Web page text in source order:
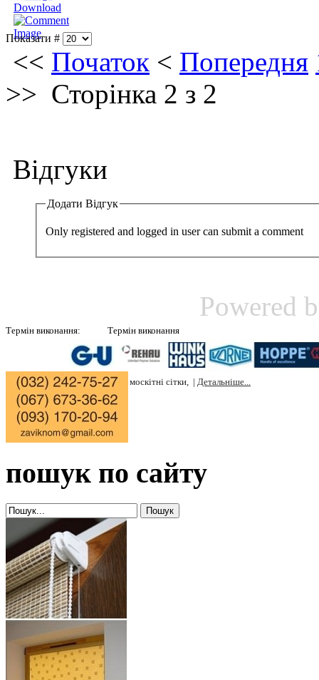
Показати #
<< Початок < Попередня
>> Сторінка 2 з 2
Відгуки
Додати Відгук
Only registered and logged in user can submit a comment
Powered
Термін виконання:
Термін виконання
Вікон в білому кольорі 10 днів, | Ролокасет 5 днів, | Жалюзі 4 дні, |
Натурального каменю мармур, граніт 7 днів, | Ціни на вікна, | Ціни
на штучний камінь, | Ціни на москітні сітки, | Детальніше...
|
пошук по сайту